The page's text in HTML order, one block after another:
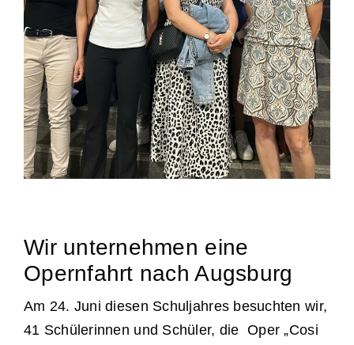
Wir unternehmen eine
Opernfahrt nach Augsburg
Am 24. Juni diesen Schuljahres besuchten wir,
41 Schülerinnen und Schüler, die Oper „Cosi